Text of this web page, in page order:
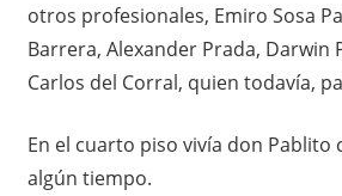
otros profesionales, Emiro Sosa
Barrera, Alexander Prada, Darwin
Carlos del Corral, quien todavía,
En el cuarto piso vivía don Pablito
algún tiempo.